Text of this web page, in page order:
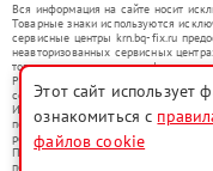
Вся информация на сайте носит
Товарные знаки используются
сервисные центры krn.bq-fix.ru
неавторизованных сервисных
товарных знаков или их
Ремонт осуществляется для
со статьей 1487 ГК РФ.
Использование товарных знаков не
потребителей в заблуждение, а
ремонту техники указанных брендов.
Представленная на сайте
положениями Статьи 437(2)
Этот сайт
ознакомиться с
файлов cookie